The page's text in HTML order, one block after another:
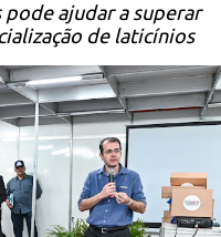
ajudar a superar
de laticínios